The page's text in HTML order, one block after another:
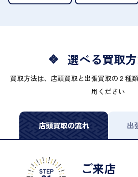
選べる買取
買取方法は、店頭買取と出張買取の２種
用ください
店頭買取の流れ 出
ご来店